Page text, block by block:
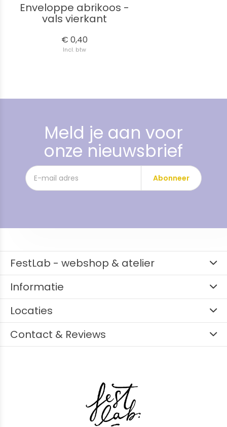
Enveloppe abrikoos -
vals vierkant
€ 0,40
Incl. btw
Meld je aan voor
onze nieuwsbrief
Abonneer
FestLab - webshop & atelier
Informatie
Locaties
Contact & Reviews